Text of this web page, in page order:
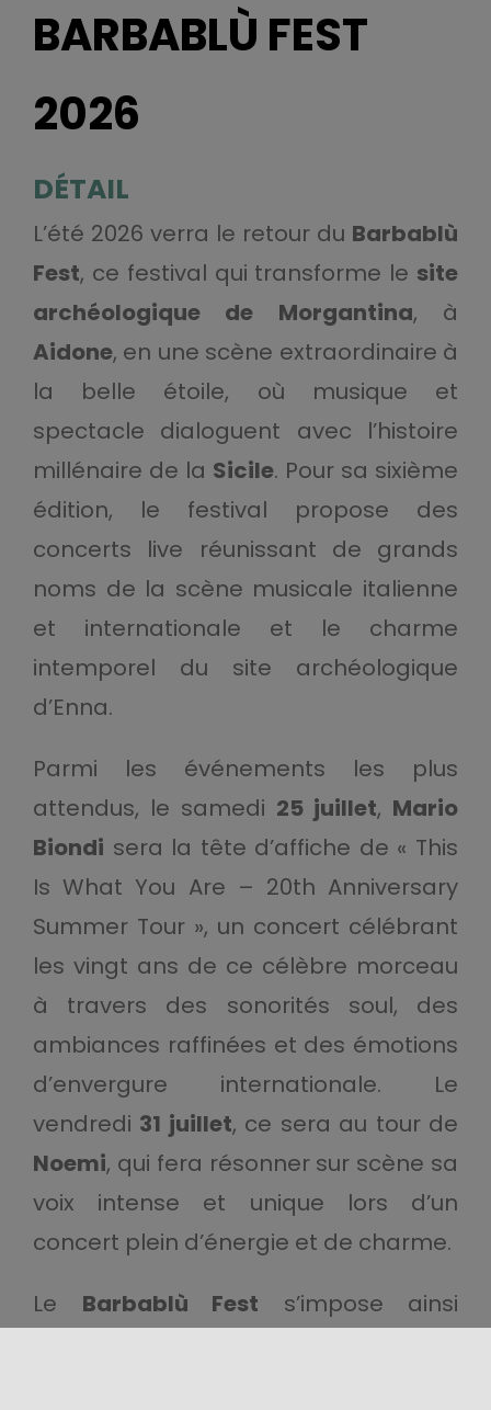
BARBABLÙ FEST
2026
DÉTAIL
L’été 2026 verra le retour du Barbablù
Fest, ce festival qui transforme le site
archéologique de Morgantina, à
Aidone, en une scène extraordinaire à
la belle étoile, où musique et
spectacle dialoguent avec l’histoire
millénaire de la Sicile. Pour sa sixième
édition, le festival propose des
concerts live réunissant de grands
noms de la scène musicale italienne
et internationale et le charme
intemporel du site archéologique
d’Enna.
Parmi les événements les plus
attendus, le samedi 25 juillet, Mario
Biondi sera la tête d’affiche de « This
Is What You Are – 20th Anniversary
Summer Tour », un concert célébrant
les vingt ans de ce célèbre morceau
à travers des sonorités soul, des
ambiances raffinées et des émotions
d’envergure internationale. Le
vendredi 31 juillet, ce sera au tour de
Noemi, qui fera résonner sur scène sa
voix intense et unique lors d’un
concert plein d’énergie et de charme.
Le Barbablù Fest s’impose ainsi